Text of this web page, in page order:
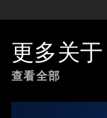
更多关于
查看全部